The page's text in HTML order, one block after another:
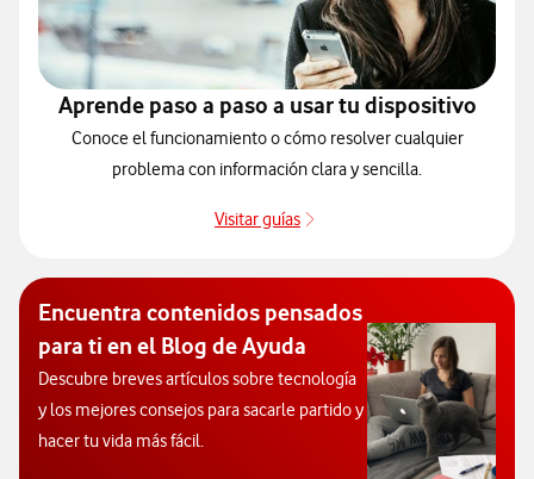
Aprende paso a paso a usar tu dispositivo
Conoce el funcionamiento o cómo resolver cualquier
problema con información clara y sencilla.
Visitar guías
Encuentra contenidos pensados
para ti en el Blog de Ayuda
Descubre breves artículos sobre tecnología
y los mejores consejos para sacarle partido y
hacer tu vida más fácil.